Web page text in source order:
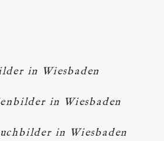
in Wiesbaden
in Wiesbaden
in Wiesbaden